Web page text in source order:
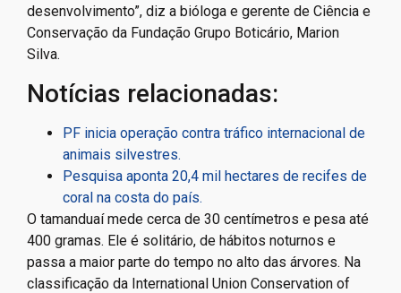
desenvolvimento”, diz a bióloga e gerente de Ciência e
Conservação da Fundação Grupo Boticário, Marion
Silva.
Notícias relacionadas:
PF inicia operação contra tráfico internacional de
animais silvestres.
Pesquisa aponta 20,4 mil hectares de recifes de
coral na costa do país.
O tamanduaí mede cerca de 30 centímetros e pesa até
400 gramas. Ele é solitário, de hábitos noturnos e
passa a maior parte do tempo no alto das árvores. Na
classificação da International Union Conservation of